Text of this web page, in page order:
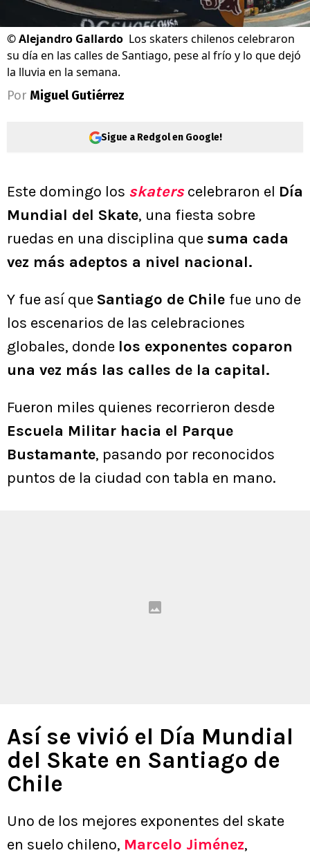
©Alejandro Gallardo Los skaters chilenos celebraron
su día en las calles de Santiago, pese al frío y lo que dejó
la lluvia en la semana.
Por Miguel Gutiérrez
Sigue a Redgol en Google!
Este domingo los skaterscelebraron el Día
Mundial del Skate, una fiesta sobre
ruedas en una disciplina que suma cada
vez más adeptos a nivel nacional.
Y fue así que Santiago de Chile fue uno de
los escenarios de las celebraciones
globales, donde los exponentes coparon
una vez más las calles de la capital.
Fueron miles quienes recorrieron desde
Escuela Militar hacia el Parque
Bustamante, pasando por reconocidos
puntos de la ciudad con tabla en mano.
Así se vivió el Día Mundial
del Skate en Santiago de
Chile
Uno de los mejores exponentes del skate
en suelo chileno, Marcelo Jiménez,